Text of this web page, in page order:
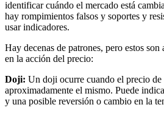
identificar cuándo el mercado está
hay rompimientos falsos y soportes y
usar indicadores.
Hay decenas de patrones, pero estos son
en la acción del precio:
Doji: Un doji ocurre cuando el precio de
aproximadamente el mismo. Puede
y una posible reversión o cambio en la